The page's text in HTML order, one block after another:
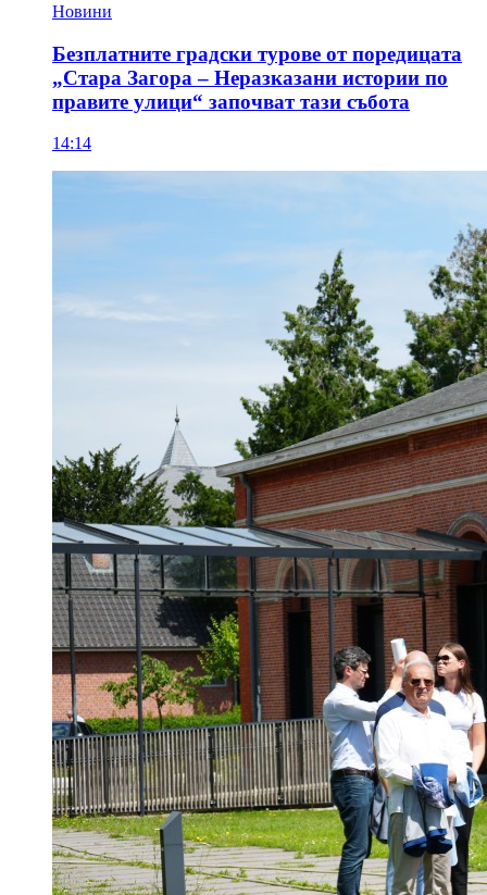
Новини
Безплатните градски турове от поредицата
„Стара Загора – Неразказани истории по
правите улици“ започват тази събота
14:14